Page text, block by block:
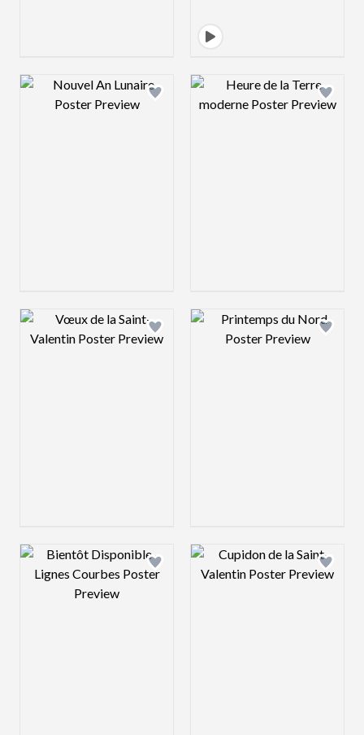
Design preview image Design preview
Design preview image Design preview
Design preview image Design preview